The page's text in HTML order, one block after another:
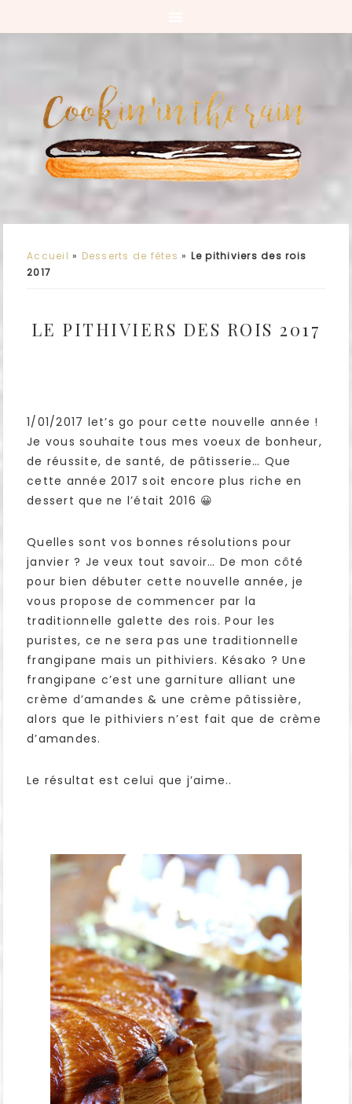
Accueil » Desserts de fêtes » Le pithiviers des rois
2017
LE PITHIVIERS DES ROIS 2017
1/01/2017 let’s go pour cette nouvelle année !
Je vous souhaite tous mes voeux de bonheur,
de réussite, de santé, de pâtisserie… Que
cette année 2017 soit encore plus riche en
dessert que ne l’était 2016 😀
Quelles sont vos bonnes résolutions pour
janvier ? Je veux tout savoir… De mon côté
pour bien débuter cette nouvelle année, je
vous propose de commencer par la
traditionnelle galette des rois. Pour les
puristes, ce ne sera pas une traditionnelle
frangipane mais un pithiviers. Késako ? Une
frangipane c’est une garniture alliant une
crème d’amandes & une crème pâtissière,
alors que le pithiviers n’est fait que de crème
d’amandes.
Le résultat est celui que j’aime..